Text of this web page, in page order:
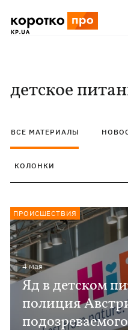
детское
ВСЕ МАТЕРИАЛЫ
КОЛОНКИ
4 мая
Яд в детском
полиция
ПРОИСШЕСТВИЯ